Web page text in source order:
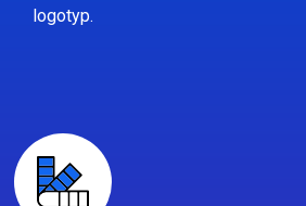
logotyp.